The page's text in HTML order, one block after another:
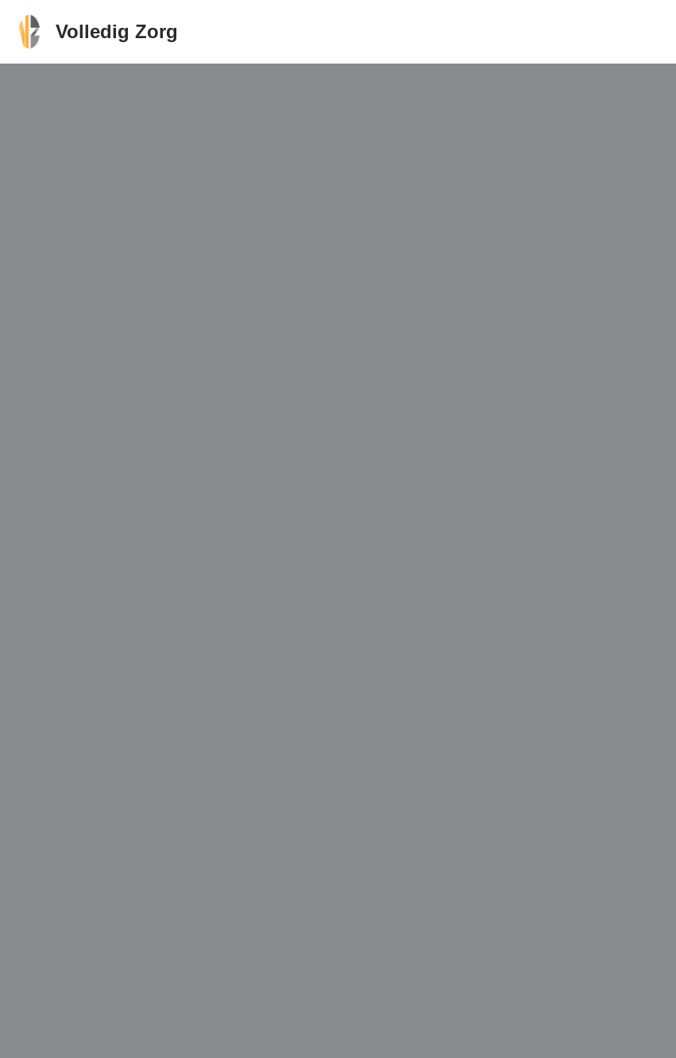
Ga
naar
Volledig Zorg